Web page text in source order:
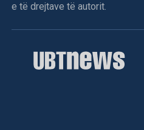
e të drejtave të autorit.